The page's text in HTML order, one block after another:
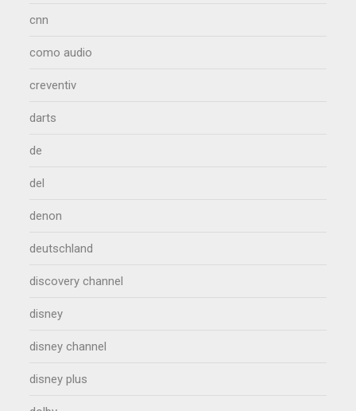
cnn
como audio
creventiv
darts
de
del
denon
deutschland
discovery channel
disney
disney channel
disney plus